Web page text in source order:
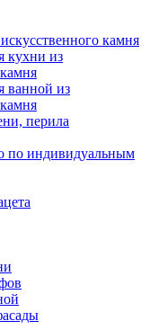
камня
кухни из
ванной из
перила
по индивидуальным